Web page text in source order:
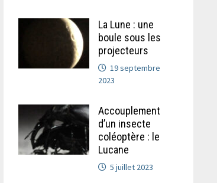
La Lune : une
boule sous les
projecteurs
19 septembre
2023
Accouplement
d’un insecte
coléoptère : le
Lucane
5 juillet 2023